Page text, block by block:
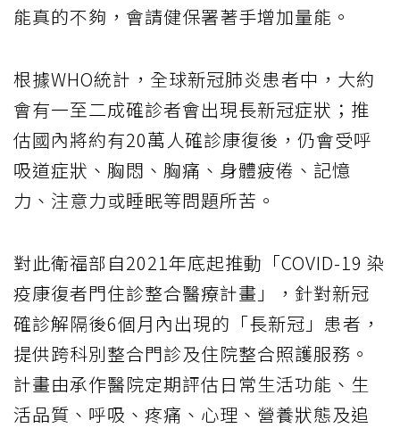
能真的不夠，會請健保署著手增加量能。
根據WHO統計，全球新冠肺炎患者中，大約
會有一至二成確診者會出現長新冠症狀；推
估國內將約有20萬人確診康復後，仍會受呼
吸道症狀、胸悶、胸痛、身體疲倦、記憶
力、注意力或睡眠等問題所苦。
對此衛福部自2021年底起推動「COVID-19 染
疫康復者門住診整合醫療計畫」，針對新冠
確診解隔後6個月內出現的「長新冠」患者，
提供跨科別整合門診及住院整合照護服務。
計畫由承作醫院定期評估日常生活功能、生
活品質、呼吸、疼痛、心理、營養狀態及追